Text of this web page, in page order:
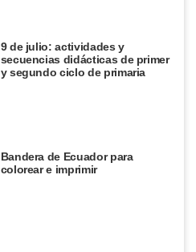
9 de julio: actividades y
secuencias didácticas de primer
y segundo ciclo de primaria
Bandera de Ecuador para
colorear e imprimir